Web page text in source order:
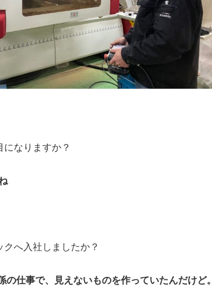
なりますか？
へ入社しましたか？
の仕事で、見えないものを作っていたんだけど。